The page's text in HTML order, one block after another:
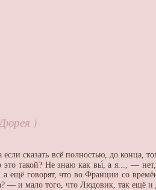
)
если сказать всё полностью, до конца,
это такой? Не знаю как вы́, а я..., —
ещё говорят, что во Франции со
— и мало того, что Людовик, так ещё